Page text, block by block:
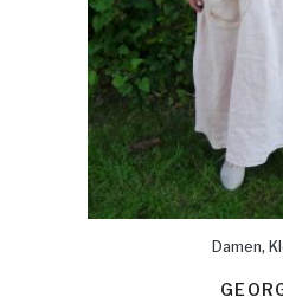
Damen,